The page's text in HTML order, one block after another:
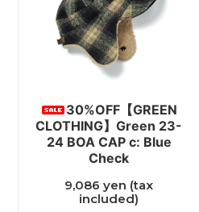
30%OFF【GREEN
CLOTHING】Green 23-
24 BOA CAP c: Blue
Check
9,086 yen (tax
included)